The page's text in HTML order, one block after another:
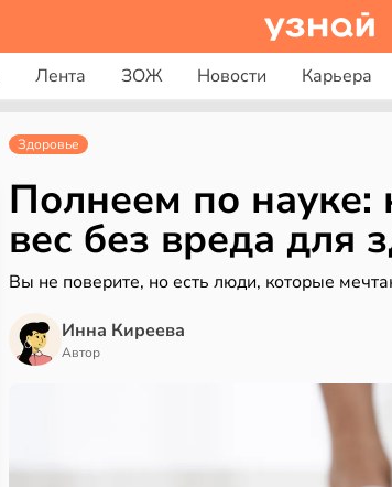
Лента ЗОЖ Новости Карьера
Здоровье
Полнеем по науке:
вес без вреда для
Вы не поверите, но есть люди, которые
Инна Киреева
Автор